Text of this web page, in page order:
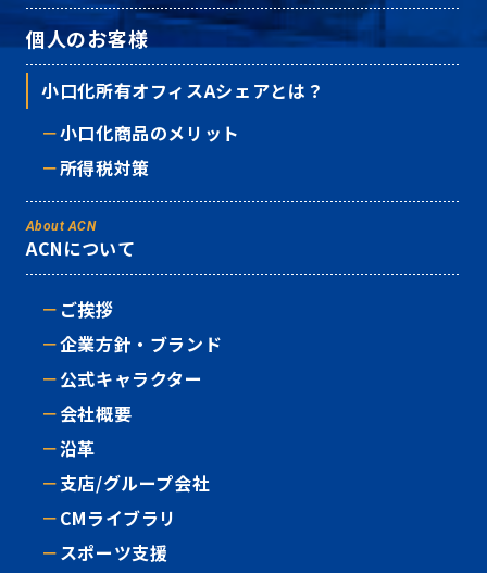
個人のお客様
小口化所有オフィスAシェアとは？
小口化商品のメリット
所得税対策
About ACN
ACNについて
ご挨拶
企業方針・ブランド
公式キャラクター
会社概要
沿革
支店/グループ会社
CMライブラリ
スポーツ支援